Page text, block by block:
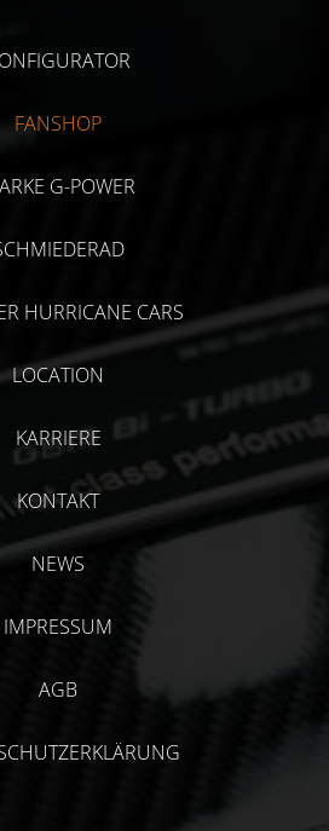
FANSHOP
G-POWER
HURRICANE CARS
LOCATION
KARRIERE
KONTAKT
NEWS
IMPRESSUM
AGB